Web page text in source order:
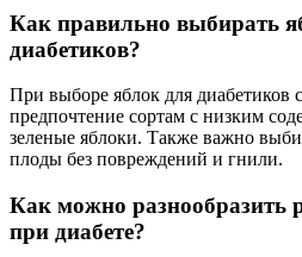
Как правильно выбирать
диабетиков?
При выборе яблок для диабетиков
предпочтение сортам с низким
зеленые яблоки. Также важно
плоды без повреждений и гнили.
Как можно разнообразить
при диабете?